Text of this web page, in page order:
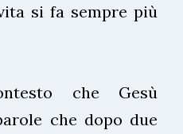
si fa sempre più
che Gesù
che dopo due